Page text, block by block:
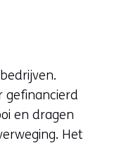
gefinancierd
en dragen
Het